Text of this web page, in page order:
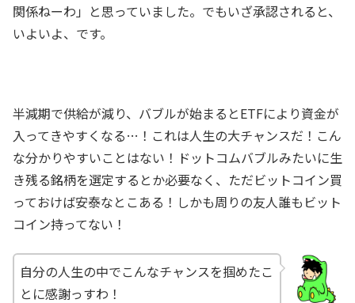
関係ねーわ」と思っていました。でもいざ承認されると、
いよいよ、です。
半減期で供給が減り、バブルが始まるとETFにより資金が
入ってきやすくなる…！これは人生の大チャンスだ！こん
な分かりやすいことはない！ドットコムバブルみたいに生
き残る銘柄を選定するとか必要なく、ただビットコイン買
っておけば安泰なとこある！しかも周りの友人誰もビット
コイン持ってない！
自分の人生の中でこんなチャンスを掴めたこ
とに感謝っすわ！